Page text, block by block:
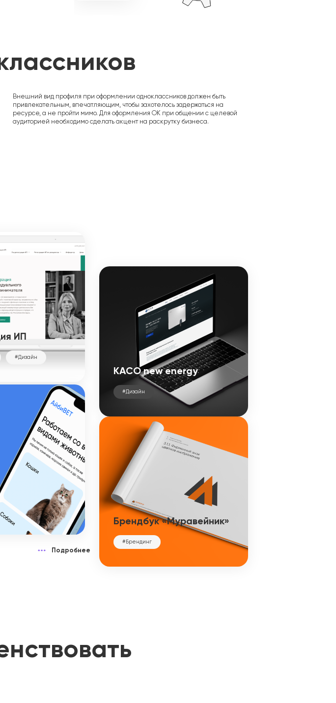
Внешний вид профиля при оформлении одноклассников должен быть
привлекательным, впечатляющим, чтобы захотелось задержаться на
ресурсе, а не пройти мимо. Для оформления ОК при общении с целевой
аудиторией необходимо сделать акцент на раскрутку бизнеса.
ИП
#Дизайн
KACO new energy
#Дизайн
Брендбук «Муравейник»
#Брендинг
Подробнее